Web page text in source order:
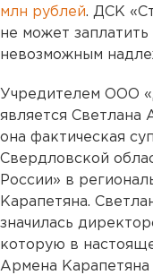
млн рублей. ДСК
не может
невозможным
Учредителем ООО
является
она фактическая
Свердловской
России» в
Карапетяна.
значилась
которую в
Армена